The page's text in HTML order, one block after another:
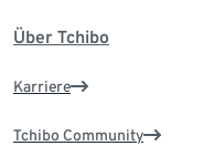
Über Tchibo
Karriere
Tchibo Community